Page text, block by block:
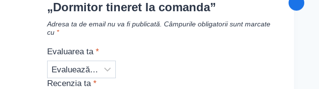
„Dormitor tineret la comanda”
Adresa ta de email nu va fi publicată. Câmpurile obligatorii sunt marcate
cu *
Evaluarea ta *
Recenzia ta *